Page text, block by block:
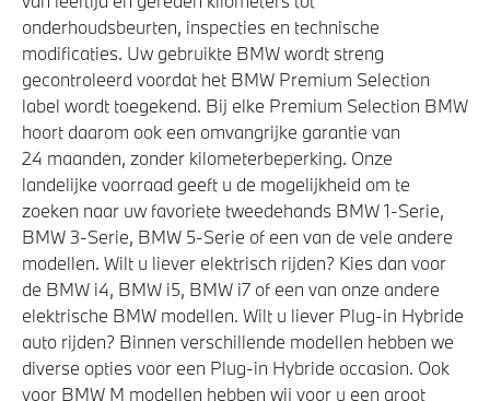
onderhoudsbeurten, inspecties en technische
modificaties. Uw gebruikte BMW wordt streng
gecontroleerd voordat het BMW Premium Selection
label wordt toegekend. Bij elke Premium Selection BMW
hoort daarom ook een omvangrijke garantie van
24 maanden, zonder kilometerbeperking. Onze
landelijke voorraad geeft u de mogelijkheid om te
zoeken naar uw favoriete tweedehands BMW 1-Serie,
BMW 3-Serie, BMW 5-Serie of een van de vele andere
modellen. Wilt u liever elektrisch rijden? Kies dan voor
de BMW i4, BMW i5, BMW i7 of een van onze andere
elektrische BMW modellen. Wilt u liever Plug-in Hybride
auto rijden? Binnen verschillende modellen hebben we
diverse opties voor een Plug-in Hybride occasion. Ook
voor BMW M modellen hebben wij voor u een groot